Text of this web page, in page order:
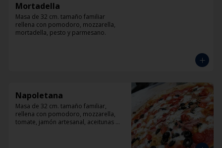
Mortadella
Masa de 32 cm. tamaño familiar
rellena con pomodoro, mozzarella,
mortadella, pesto y parmesano.
Napoletana
Masa de 32 cm. tamaño familiar,
rellena con pomodoro, mozzarella,
tomate, jamón artesanal, aceitunas